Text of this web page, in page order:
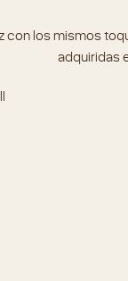
los mismos
adquiridas